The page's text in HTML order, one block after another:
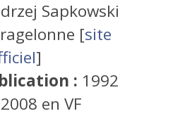
Sapkowski
[site
]
: 1992
en VF